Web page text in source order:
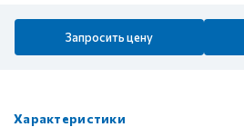
Запросить цену
Характеристики